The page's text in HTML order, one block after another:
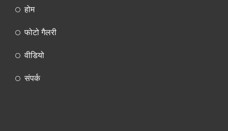
होम
फोटो गैलरी
वीडियो
संपर्क